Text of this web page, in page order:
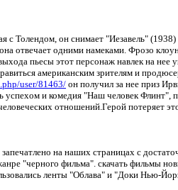
с Толендом, он снимает "Иезавель"
отвечает одними намеками. Фрозо
пьесы этот персонаж навлек на
американским зрителям и
user/81463/ он получил за нее приз
успехом и комедия "Наш человек
отношений.Герой потеряет
на наших страницах с
"черного фильма". скачать фильмы
ленты "Облава" и "Доки Нью-